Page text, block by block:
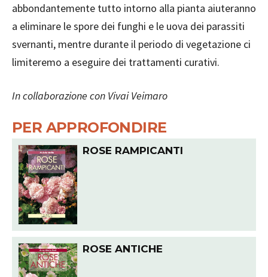
abbondantemente tutto intorno alla pianta aiuteranno
a eliminare le spore dei funghi e le uova dei parassiti
svernanti, mentre durante il periodo di vegetazione ci
limiteremo a eseguire dei trattamenti curativi.
In collaborazione con Vivai Veimaro
PER APPROFONDIRE
ROSE RAMPICANTI
ROSE ANTICHE